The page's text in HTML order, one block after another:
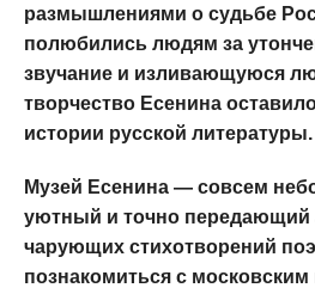
размышлениями о судьбе
полюбились людям за
звучание и изливающуюся
творчество Есенина
истории русской литературы.
Музей Есенина — совсем
уютный и точно передающий
чарующих стихотворений
познакомиться с